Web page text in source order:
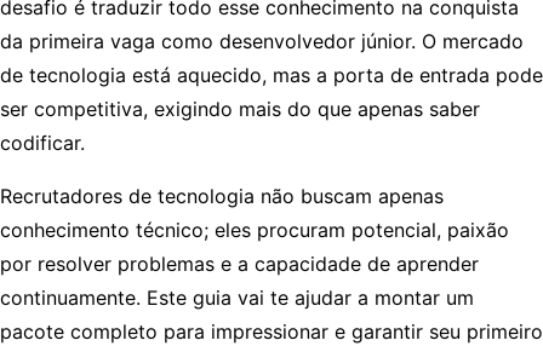
desafio é traduzir todo esse conhecimento na conquista
da primeira vaga como desenvolvedor júnior. O mercado
de tecnologia está aquecido, mas a porta de entrada pode
ser competitiva, exigindo mais do que apenas saber
codificar.
Recrutadores de tecnologia não buscam apenas
conhecimento técnico; eles procuram potencial, paixão
por resolver problemas e a capacidade de aprender
continuamente. Este guia vai te ajudar a montar um
pacote completo para impressionar e garantir seu primeiro